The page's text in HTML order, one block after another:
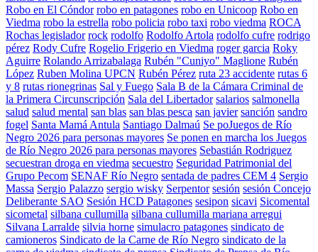
Robo en El Cóndor robo en patagones robo en Unicoop Robo en
Viedma robo la estrella robo policia robo taxi robo viedma ROCA
Rochas legislador rock rodolfo Rodolfo Artola rodolfo cufre rodrigo
pérez Rody Cufre Rogelio Frigerio en Viedma roger garcia Roky
Aguirre Rolando Arrizabalaga Rubén "Cuniyo" Maglione Rubén
López Ruben Molina UPCN Rubén Pérez ruta 23 accidente rutas 6
y 8 rutas rionegrinas Sal y Fuego Sala B de la Cámara Criminal de
la Primera Circunscripción Sala del Libertador salarios salmonella
salud salud mental san blas san blas pesca san javier sanción sandro
fogel Santa Mamá Antula Santiago Dalmaú Se poJuegos de Río
Negro 2026 para personas mayores Se ponen en marcha los Juegos
de Río Negro 2026 para personas mayores Sebastián Rodriguez
secuestran droga en viedma secuestro Seguridad Patrimonial del
Grupo Pecom SENAF Río Negro sentada de padres CEM 4 Sergio
Massa Sergio Palazzo sergio wisky Serpentor sesión sesión Concejo
Deliberante SAO Sesión HCD Patagones sesipon sicavi Sicomental
sicometal silbana cullumilla silbana cullumilla mariana arregui
Silvana Larralde silvia horne simulacro patagones sindicato de
camioneros Sindicato de la Carne de Río Negro sindicato de la